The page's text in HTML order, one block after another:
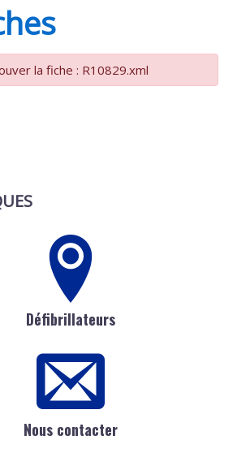
la fiche : R10829.xml
Défibrillateurs
Nous contacter